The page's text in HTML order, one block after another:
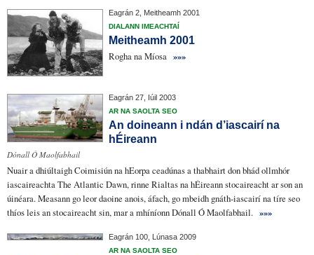
Eagrán 2, Meitheamh 2001
DIALANN IMEACHTAÍ
Meitheamh 2001
Rogha na Míosa »»»
Eagrán 27, Iúil 2003
AR NA SAOLTA SEO
An doineann i ndán d’iascairí na
hÉireann
Dónall Ó Maolfabhail
Nuair a dhiúltaigh Coimisiún na hEorpaceadúnasa thabhairt don bhád ollmhór
iascaireachta The Atlantic Dawn, rinne Rialtas na hÉireannstocaireachtar son an
úinéara. Measann go leor daoine anois, áfach, go mbeidh gnáth-iascairí na tíre seo
thíos leis an stocaireacht sin, mar a mhíníonn Dónall Ó Maolfabhail. »»»
Eagrán 100, Lúnasa 2009
AR NA SAOLTA SEO